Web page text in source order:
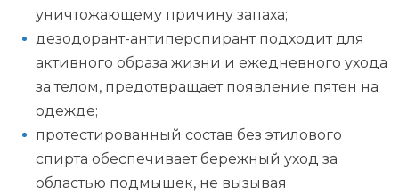
уничтожающему причину запаха;
дезодорант-антиперспирант подходит для
активного образа жизни и ежедневного ухода
за телом, предотвращает появление пятен на
одежде;
протестированный состав без этилового
спирта обеспечивает бережный уход за
областью подмышек, не вызывая